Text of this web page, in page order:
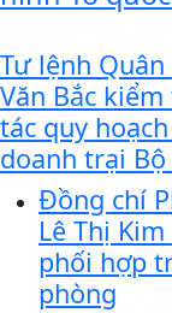
Tư lệnh
Văn Bắc
tác quy
doanh trại Bộ
Đồng chí
Lê Thị
phối hợp
phòng